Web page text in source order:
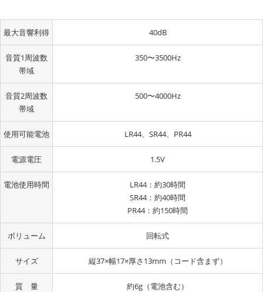
最大音響利得 40dB
音質1周波数
帯域
350〜3500Hz
音質2周波数
帯域
500〜4000Hz
使用可能電池 LR44、SR44、PR44
電源電圧 1.5V
電池使用時間
LR44：約30時間
SR44：約40時間
PR44：約150時間
ボリューム 回転式
サイズ 縦37×幅17×厚さ13mm（コード含まず）
質 量 約6g（電池含む）